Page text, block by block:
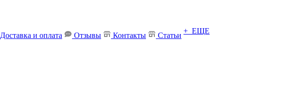
Доставка и оплата Отзывы Контакты Статьи
+ ЕЩЕ